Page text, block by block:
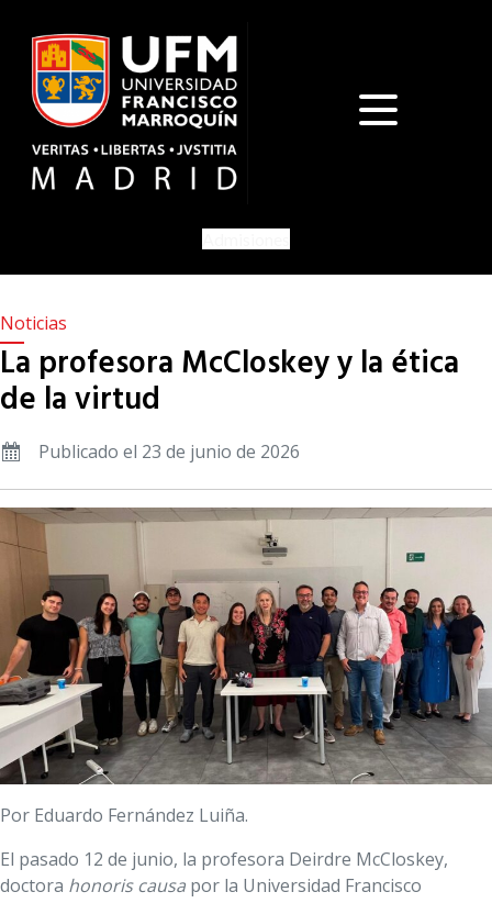
Noticias
La profesora McCloskey y la ética
de la virtud
Publicado el 23 de junio de 2026
Por Eduardo Fernández Luiña.
El pasado 12 de junio, la profesora Deirdre McCloskey,
doctora honoris causa por la Universidad Francisco